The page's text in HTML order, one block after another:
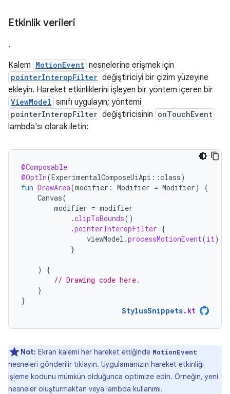
Etkinlik verileri
.
Kalem MotionEvent nesnelerine erişmek için
pointerInteropFilter değiştiriciyi bir çizim yüzeyine
ekleyin. Hareket etkinliklerini işleyen bir yöntem içeren bir
ViewModel sınıfı uygulayın; yöntemi
pointerInteropFilter değiştiricisinin onTouchEvent
lambda'sı olarak iletin:
@Composable
@OptIn(ExperimentalComposeUiApi ::class)
fun DrawArea(modifier : Modifier = Modifier)
{
Canvas(
modifier = modifier
.clipToBounds()
.pointerInteropFilter {
viewModel .processMotionEvent(it)
}
)
{
// Drawing code here.
}
}
StylusSnippets. kt
Not: Ekran kalemi her hareket ettiğinde MotionEvent
nesneleri gönderilir tıklayın. Uygulamanızın hareket etkinliği
işleme kodunu mümkün olduğunca optimize edin. Örneğin, yeni
nesneler oluşturmaktan veya lambda kullanımı.